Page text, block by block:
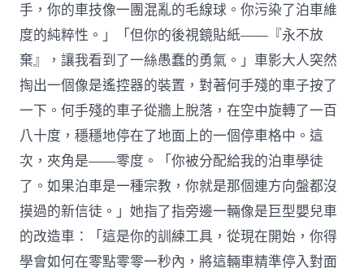
手，你的車技像一團混亂的毛線球。你污染了泊車維
度的純粹性。」「但你的後視鏡貼紙——『永不放
棄』，讓我看到了一絲愚蠢的勇氣。」車影大人突然
掏出一個像是遙控器的裝置，對著何手殘的車子按了
一下。何手殘的車子從牆上脫落，在空中旋轉了一百
八十度，穩穩地停在了地面上的一個停車格中。這
次，夾角是——零度。「你被分配給我的泊車學徒
了。如果泊車是一種宗教，你就是那個連方向盤都沒
摸過的新信徒。」她指了指旁邊一輛像是巨型嬰兒車
的改造車：「這是你的訓練工具，從現在開始，你得
學會如何在零點零零一秒內，將這輛車精準停入對面